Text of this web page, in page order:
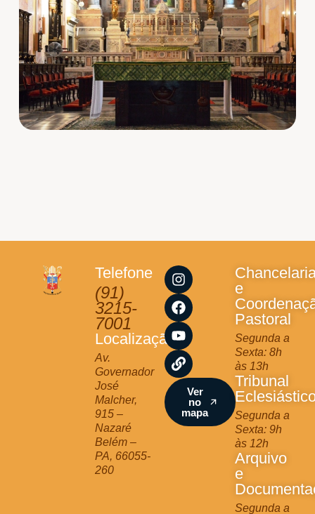
Telefone
(91)
3215-
7001
Localização
Av.
Governador
José
Malcher,
915 –
Nazaré
Belém –
PA, 66055-
260
I
n
s
t
a
g
r
a
m
F
a
c
e
b
o
o
k
Y
o
u
t
u
b
e
L
i
n
k
Ver
no
mapa
e
Pastoral
Segunda a
Sexta: 8h
às 13h
Tribunal
Segunda a
Sexta: 9h
às 12h
Arquivo
e
Segunda a